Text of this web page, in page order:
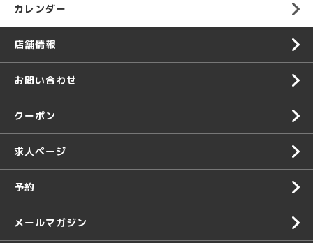
カレンダー
店舗情報
お問い合わせ
クーポン
求人ページ
予約
メールマガジン